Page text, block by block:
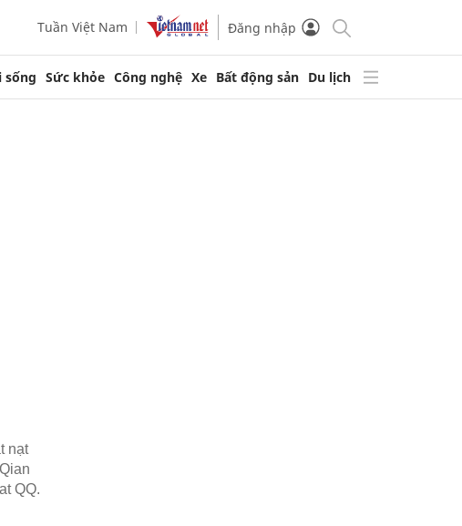
Tuần Việt Nam Đăng nhập
sống Sức khỏe Công nghệ Xe Bất động sản Du lịch
nạt
QQ.